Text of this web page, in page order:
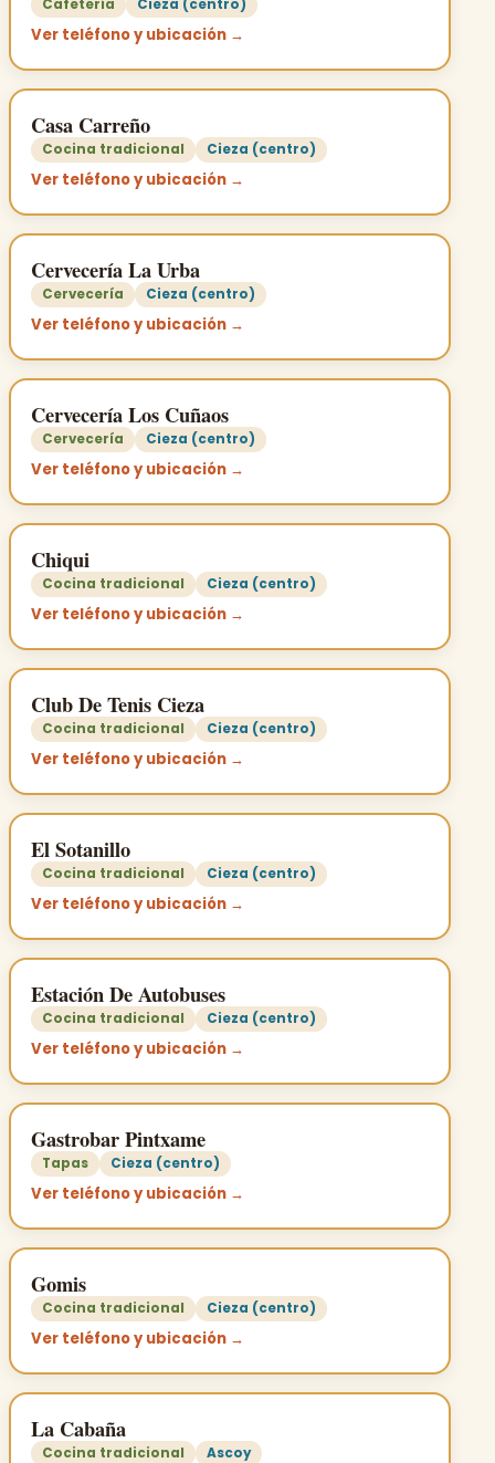
Cafetería Cieza (centro)
Ver teléfono y ubicación →
Casa Carreño
Cocina tradicional Cieza (centro)
Ver teléfono y ubicación →
Cervecería La Urba
Cervecería Cieza (centro)
Ver teléfono y ubicación →
Cervecería Los Cuñaos
Cervecería Cieza (centro)
Ver teléfono y ubicación →
Chiqui
Cocina tradicional Cieza (centro)
Ver teléfono y ubicación →
Club De Tenis Cieza
Cocina tradicional Cieza (centro)
Ver teléfono y ubicación →
El Sotanillo
Cocina tradicional Cieza (centro)
Ver teléfono y ubicación →
Estación De Autobuses
Cocina tradicional Cieza (centro)
Ver teléfono y ubicación →
Gastrobar Pintxame
Tapas Cieza (centro)
Ver teléfono y ubicación →
Gomis
Cocina tradicional Cieza (centro)
Ver teléfono y ubicación →
La Cabaña
Cocina tradicional Ascoy